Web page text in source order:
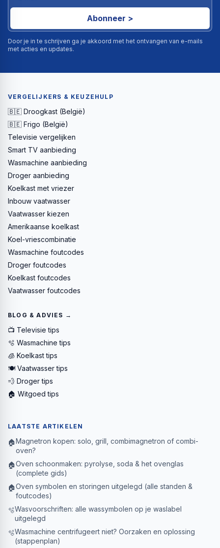
Abonneer >
Door je in te schrijven ga je akkoord met het ontvangen van e-mails
met acties en updates.
VERGELIJKERS & KEUZEHULP
🇧🇪 Droogkast (België)
🇧🇪 Frigo (België)
Televisie vergelijken
Smart TV aanbieding
Wasmachine aanbieding
Droger aanbieding
Koelkast met vriezer
Inbouw vaatwasser
Vaatwasser kiezen
Amerikaanse koelkast
Koel-vriescombinatie
Wasmachine foutcodes
Droger foutcodes
Koelkast foutcodes
Vaatwasser foutcodes
BLOG & ADVIES →
📺 Televisie tips
🫧 Wasmachine tips
🧊 Koelkast tips
🍽️ Vaatwasser tips
💨 Droger tips
🏠 Witgoed tips
LAATSTE ARTIKELEN
🏠Magnetron kopen: solo, grill, combimagnetron of combi-
oven?
🏠Oven schoonmaken: pyrolyse, soda & het ovenglas
(complete gids)
🏠Oven symbolen en storingen uitgelegd (alle standen &
foutcodes)
🫧Wasvoorschriften: alle wassymbolen op je waslabel
uitgelegd
🫧Wasmachine centrifugeert niet? Oorzaken en oplossing
(stappenplan)